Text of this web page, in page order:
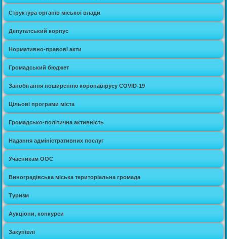
Структура органів міської влади
Депутатський корпус
Нормативно-правові акти
Громадський бюджет
Запобігання поширенню коронавірусу COVID-19
Цільові програми міста
Громадсько-політична активність
Надання адміністративних послуг
Учасникам ООС
Виноградівська міська територіальна громада
Туризм
Аукціони, конкурси
Закупівлі